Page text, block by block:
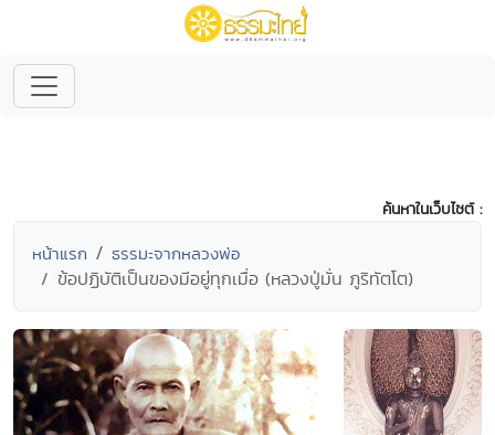
ค้นหาในเว็บไซต์ :
หน้าแรก ธรรมะจากหลวงพ่อ
ข้อปฏิบัติเป็นของมีอยู่ทุกเมื่อ (หลวงปู่มั่น ภูริทัตโต)